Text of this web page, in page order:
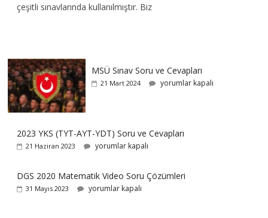
çeşitli sınavlarında kullanılmıştır. Biz
MSÜ Sınav Soru ve Cevapları
21 Mart 2024 yorumlar kapalı
2023 YKS (TYT-AYT-YDT) Soru ve Cevapları
21 Haziran 2023 yorumlar kapalı
DGS 2020 Matematik Video Soru Çözümleri
31 Mayıs 2023 yorumlar kapalı